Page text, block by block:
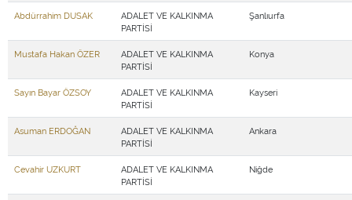
Abdürrahim DUSAK
ADALET VE KALKINMA
PARTİSİ
Şanlıurfa
Mustafa Hakan ÖZER
ADALET VE KALKINMA
PARTİSİ
Konya
Sayın Bayar ÖZSOY
ADALET VE KALKINMA
PARTİSİ
Kayseri
Asuman ERDOĞAN
ADALET VE KALKINMA
PARTİSİ
Ankara
Cevahir UZKURT
ADALET VE KALKINMA
PARTİSİ
Niğde